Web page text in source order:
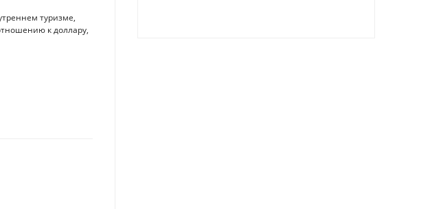
туризме,
к доллару,